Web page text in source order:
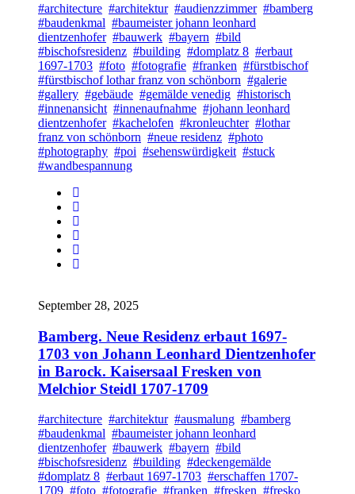
#architecture #architektur #audienzzimmer #bamberg
#baudenkmal #baumeister johann leonhard
dientzenhofer #bauwerk #bayern #bild
#bischofsresidenz #building #domplatz 8 #erbaut
1697-1703 #foto #fotografie #franken #fürstbischof
#fürstbischof lothar franz von schönborn #galerie
#gallery #gebäude #gemälde venedig #historisch
#innenansicht #innenaufnahme #johann leonhard
dientzenhofer #kachelofen #kronleuchter #lothar
franz von schönborn #neue residenz #photo
#photography #poi #sehenswürdigkeit #stuck
#wandbespannung
September 28, 2025
Bamberg. Neue Residenz erbaut 1697-
1703 von Johann Leonhard Dientzenhofer
in Barock. Kaisersaal Fresken von
Melchior Steidl 1707-1709
#architecture #architektur #ausmalung #bamberg
#baudenkmal #baumeister johann leonhard
dientzenhofer #bauwerk #bayern #bild
#bischofsresidenz #building #deckengemälde
#domplatz 8 #erbaut 1697-1703 #erschaffen 1707-
1709 #foto #fotografie #franken #fresken #fresko